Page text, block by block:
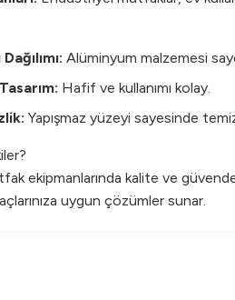
Alüminyum malzemesi
Hafif ve kullanımı kolay.
Yapışmaz yüzeyi sayesinde
ekipmanlarında kalite ve
uygun çözümler sunar.